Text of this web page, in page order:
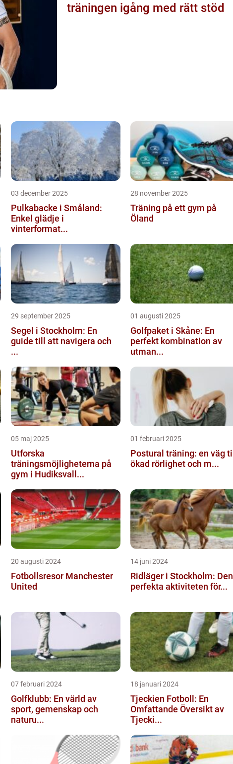
träningen igång med rätt stöd
03 december 2025
Pulkabacke i Småland:
Enkel glädje i
vinterformat...
28 november 2025
Träning på ett gym på
Öland
29 september 2025
Segel i Stockholm: En
guide till att navigera och
...
01 augusti 2025
Golfpaket i Skåne: En
perfekt kombination av
utman...
05 maj 2025
Utforska
träningsmöjligheterna på
gym i Hudiksvall...
01 februari 2025
Postural träning: en väg till
ökad rörlighet och m...
20 augusti 2024
Fotbollsresor Manchester
United
14 juni 2024
Ridläger i Stockholm: Den
perfekta aktiviteten för...
07 februari 2024
Golfklubb: En värld av
sport, gemenskap och
naturu...
18 januari 2024
Tjeckien Fotboll: En
Omfattande Översikt av
Tjecki...